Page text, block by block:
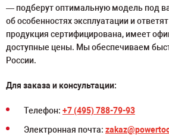
— подберут оптимальную модель под
об особенностях эксплуатации и
продукция сертифицирована, имеет
доступные цены. Мы обеспечиваем
России.
Для заказа и консультации:
Телефон: +7 (495) 788-79-93
Электронная почта: